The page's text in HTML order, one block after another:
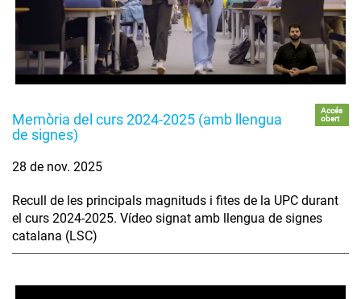
Memòria del curs 2024-2025 (amb llengua
de signes)
Accés
obert
28 de nov. 2025
Recull de les principals magnituds i fites de la UPC durant
el curs 2024-2025. Vídeo signat amb llengua de signes
catalana (LSC)